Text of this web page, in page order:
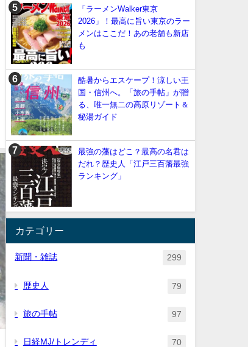
「ラーメンWalker東京
2026」！最高に旨い東京のラー
メンはここだ！あの老舗も新店
も
酷暑からエスケープ！涼しい王
国・信州へ。「旅の手帖」が贈
る、唯一無二の高原リゾート＆
秘湯ガイド
最強の藩はどこ？最高の名君は
だれ？歴史人「江戸三百藩最強
ランキング」
カテゴリー
新聞・雑誌 299
歴史人 79
旅の手帖 97
日経MJ/トレンディ 70